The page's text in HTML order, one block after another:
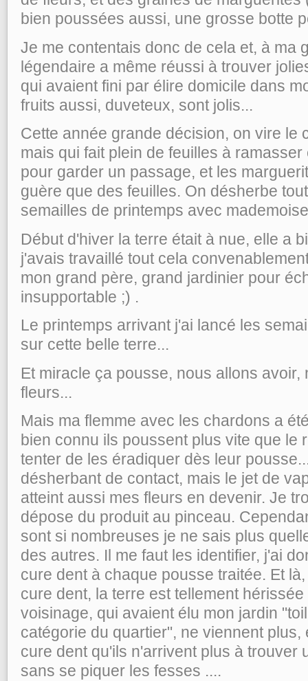
bien poussées aussi, une grosse botte
Je me contentais donc de cela et, à ma
légendaire a même réussi à trouver
qui avaient fini par élire domicile dans
fruits aussi, duveteux, sont jolis...
Cette année grande décision, on vire le
mais qui fait plein de feuilles à
pour garder un passage, et les
guère que des feuilles. On désherbe
semailles de printemps avec
Début d'hiver la terre était à nue, elle a
j'avais travaillé tout cela
mon grand père, grand jardinier pour
insupportable ;) .
Le printemps arrivant j'ai lancé les
sur cette belle terre...
Et miracle ça pousse, nous allons avoir,
fleurs...
Mais ma flemme avec les chardons a
bien connu ils poussent plus vite que le
tenter de les éradiquer dès leur
désherbant de contact, mais le jet de
atteint aussi mes fleurs en devenir. Je
dépose du produit au pinceau.
sont si nombreuses je ne sais plus
des autres. Il me faut les identifier, j'ai
cure dent à chaque pousse traitée. Et
cure dent, la terre est tellement
voisinage, qui avaient élu mon jardin
catégorie du quartier", ne viennent plus,
cure dent qu'ils n'arrivent plus à trouver
sans se piquer les fesses ....